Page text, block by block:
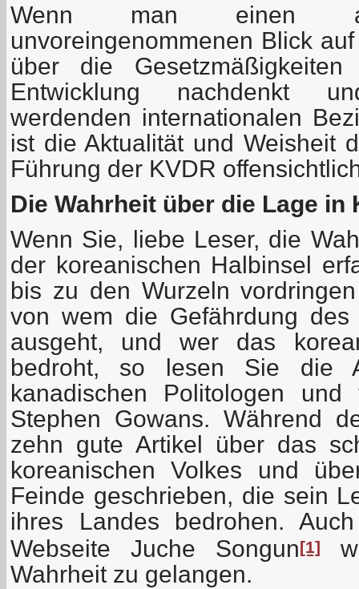
Wenn man einen
unvoreingenommenen Blick
über die Gesetzmäßigkeiten
Entwicklung nachdenkt
werdenden internationalen
ist die Aktualität und Weisheit
Führung der KVDR
Die Wahrheit über die Lage in
Wenn Sie, liebe Leser, die
der koreanischen Halbinsel
bis zu den Wurzeln
von wem die Gefährdung
ausgeht, und wer das
bedroht, so lesen Sie die
kanadischen Politologen und
Stephen Gowans. Während
zehn gute Artikel über das
koreanischen Volkes und
Feinde geschrieben, die sein
ihres Landes bedrohen.
Webseite Juche Songun[1]
Wahrheit zu gelangen.